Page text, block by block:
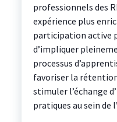
professionnels des
expérience plus
participation active
d’impliquer
processus
favoriser la
stimuler l’échange
pratiques au sein de